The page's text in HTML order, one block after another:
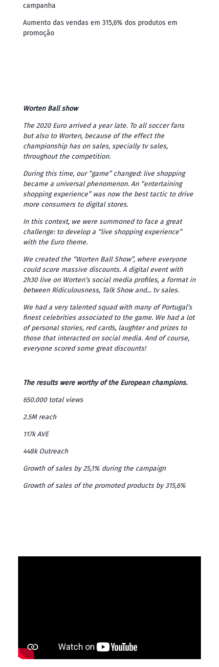
campanha
Aumento das vendas em 315,6% dos produtos em
promoção
Worten Ball show
The 2020 Euro arrived a year late. To all soccer fans
but also to Worten, because of the effect the
championship has on sales, specially tv sales,
throughout the competition.
During this time, our “game” changed: live shopping
became a universal phenomenon. An “entertaining
shopping experience” was now the best tactic to drive
more consumers to digital stores.
In this context, we were summoned to face a great
challenge: to develop a “live shopping experience”
with the Euro theme.
We created the “Worten Ball Show”, where everyone
could score massive discounts. A digital event with
2h30 live on Worten’s social media profiles, a format in
between Ridiculousness, Talk Show and... tv sales.
We had a very talented squad with many of Portugal’s
finest celebrities associated to the game. We had a lot
of personal stories, red cards, laughter and prizes to
those that interacted on social media. And of course,
everyone scored some great discounts!
The results were worthy of the European champions.
650.000 total views
2.5M reach
117k AVE
448k Outreach
Growth of sales by 25,1% during the campaign
Growth of sales of the promoted products by 315,6%